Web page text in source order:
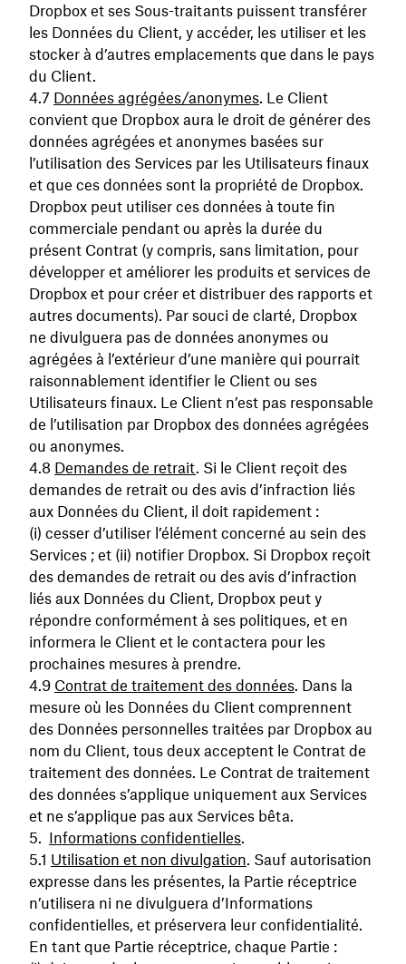
Dropbox et ses Sous-traitants puissent transférer
les Données du Client, y accéder, les utiliser et les
stocker à d’autres emplacements que dans le pays
du Client.
Données agrégées/anonymes. Le Client
convient que Dropbox aura le droit de générer des
données agrégées et anonymes basées sur
l’utilisation des Services par les Utilisateurs finaux
et que ces données sont la propriété de Dropbox.
Dropbox peut utiliser ces données à toute fin
commerciale pendant ou après la durée du
présent Contrat (y compris, sans limitation, pour
développer et améliorer les produits et services de
Dropbox et pour créer et distribuer des rapports et
autres documents). Par souci de clarté, Dropbox
ne divulguera pas de données anonymes ou
agrégées à l’extérieur d’une manière qui pourrait
raisonnablement identifier le Client ou ses
Utilisateurs finaux. Le Client n’est pas responsable
de l’utilisation par Dropbox des données agrégées
ou anonymes.
Demandes de retrait. Si le Client reçoit des
demandes de retrait ou des avis d’infraction liés
aux Données du Client, il doit rapidement :
(i) cesser d’utiliser l’élément concerné au sein des
Services ; et (ii) notifier Dropbox. Si Dropbox reçoit
des demandes de retrait ou des avis d’infraction
liés aux Données du Client, Dropbox peut y
répondre conformément à ses politiques, et en
informera le Client et le contactera pour les
prochaines mesures à prendre.
Contrat de traitement des données. Dans la
mesure où les Données du Client comprennent
des Données personnelles traitées par Dropbox au
nom du Client, tous deux acceptent le Contrat de
traitement des données. Le Contrat de traitement
des données s’applique uniquement aux Services
et ne s’applique pas aux Services bêta.
Informations confidentielles.
Utilisation et non divulgation. Sauf autorisation
expresse dans les présentes, la Partie réceptrice
n’utilisera ni ne divulguera d’Informations
confidentielles, et préservera leur confidentialité.
En tant que Partie réceptrice, chaque Partie :